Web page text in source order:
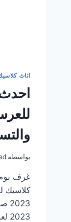
اثاث
بواسطة
غرف
كلاسيك